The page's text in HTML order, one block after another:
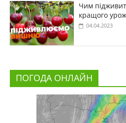
Чим
кращого
04.04.2023
ПОГОДА ОНЛАЙН